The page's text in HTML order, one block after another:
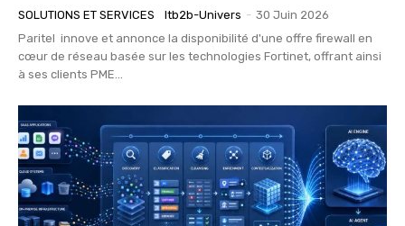
SOLUTIONS ET SERVICES Itb2b-Univers - 30 Juin 2026
Paritel innove et annonce la disponibilité d'une offre firewall en
cœur de réseau basée sur les technologies Fortinet, offrant ainsi
à ses clients PME...